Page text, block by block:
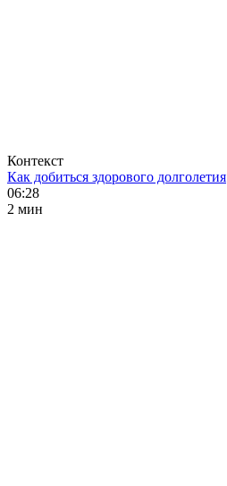
Контекст
Как добиться здорового долголетия
06:28
2 мин